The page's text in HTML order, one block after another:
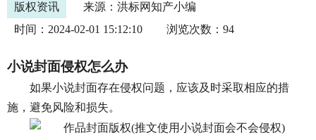
版权资讯
来源：洪标网知产小编
时间：2024-02-01 15:12:10
浏览次数：94
小说封面侵权怎么办
如果小说封面存在侵权问题，应该及时采取相应的措
施，避免风险和损失。